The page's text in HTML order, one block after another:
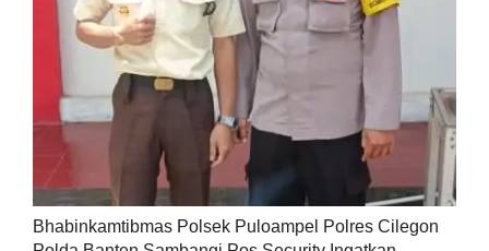
Bhabinkamtibmas Polsek Puloampel Polres Cilegon